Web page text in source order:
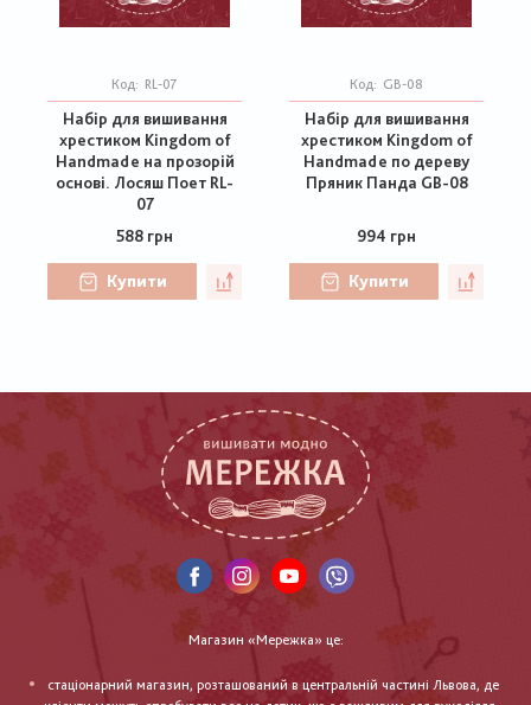
Код: RL-07
Набір для вишивання
хрестиком Kingdom of
Handmade на прозорій
основі. Лосяш Поет RL-
07
588 грн
Купити
Код: GB-08
Набір для вишивання
хрестиком Kingdom of
Handmade по дереву
Пряник Панда GB-08
994 грн
Купити
Магазин «Мережка» це:
стаціонарний магазин, розташований в центральній частині Львова, де